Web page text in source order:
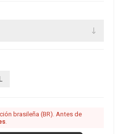
brasileña (BR). Antes de